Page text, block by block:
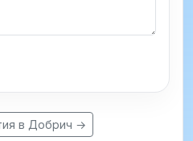
в Добрич →